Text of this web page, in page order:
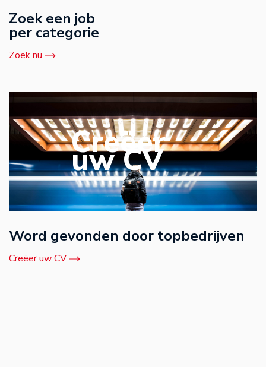
Zoek een job
per categorie
Zoek nu
Creëer
uw CV
Word gevonden door topbedrijven
Creëer uw CV